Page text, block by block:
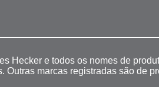
Hecker e todos os nomes de
Outras marcas registradas são de